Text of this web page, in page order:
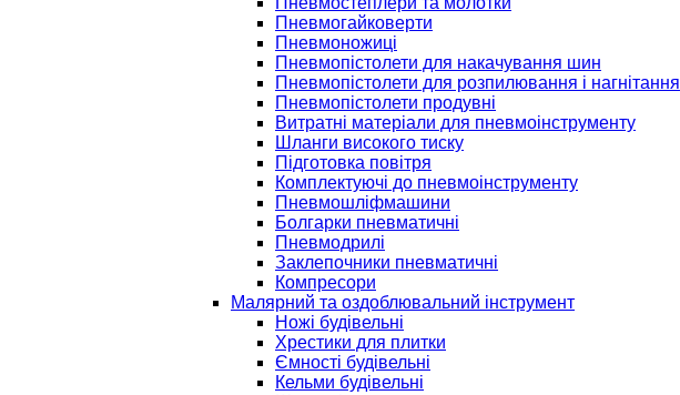
Пневмогайковерти
Пневмоножиці
Пневмопістолети для накачування шин
Пневмопістолети для розпилювання і нагнітання
Пневмопістолети продувні
Витратні матеріали для пневмоінструменту
Шланги високого тиску
Підготовка повітря
Комплектуючі до пневмоінструменту
Пневмошліфмашини
Болгарки пневматичні
Пневмодрилі
Заклепочники пневматичні
Компресори
Малярний та оздоблювальний інструмент
Ножі будівельні
Хрестики для плитки
Ємності будівельні
Кельми будівельні